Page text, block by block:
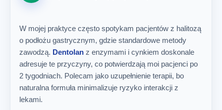
W mojej praktyce często spotykam pacjentów z halitozą
o podłożu gastrycznym, gdzie standardowe metody
zawodzą. Dentolan z enzymami i cynkiem doskonale
adresuje te przyczyny, co potwierdzają moi pacjenci po
2 tygodniach. Polecam jako uzupełnienie terapii, bo
naturalna formuła minimalizuje ryzyko interakcji z
lekami.